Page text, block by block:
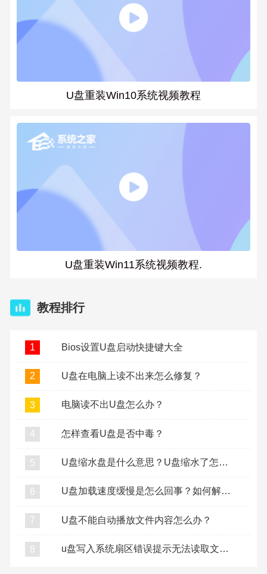
U盘重装Win10系统视频教程
U盘重装Win11系统视频教程.
教程排行
1 Bios设置U盘启动快捷键大全
2 U盘在电脑上读不出来怎么修复？
3 电脑读不出U盘怎么办？
4 怎样查看U盘是否中毒？
5 U盘缩水盘是什么意思？U盘缩水了怎么复原？
6 U盘加载速度缓慢是怎么回事？如何解决U盘加载缓慢？
7 U盘不能自动播放文件内容怎么办？
8 u盘写入系统扇区错误提示无法读取文件怎么办？